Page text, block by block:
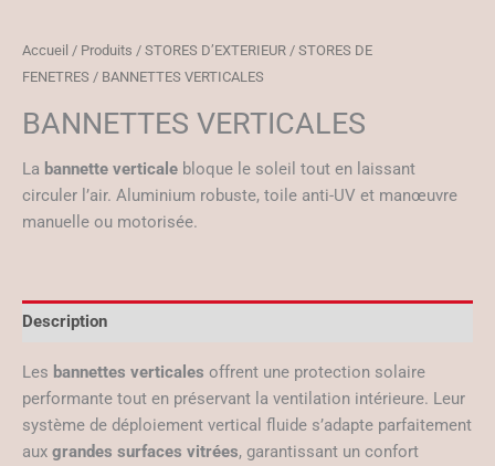
Accueil / Produits / STORES D’EXTERIEUR / STORES DE
FENETRES / BANNETTES VERTICALES
BANNETTES VERTICALES
La bannette verticale bloque le soleil tout en laissant
circuler l’air. Aluminium robuste, toile anti-UV et manœuvre
manuelle ou motorisée.
Description
Les bannettes verticales offrent une protection solaire
performante tout en préservant la ventilation intérieure. Leur
système de déploiement vertical fluide s’adapte parfaitement
aux grandes surfaces vitrées, garantissant un confort